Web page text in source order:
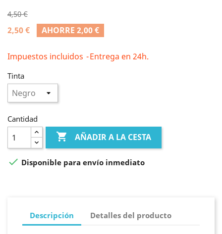
4,50 €
2,50 € AHORRE 2,00 €
Impuestos incluidos Entrega en 24h.
Tinta
Cantidad
 AÑADIR A LA CESTA
 Disponible para envío inmediato
Descripción Detalles del producto